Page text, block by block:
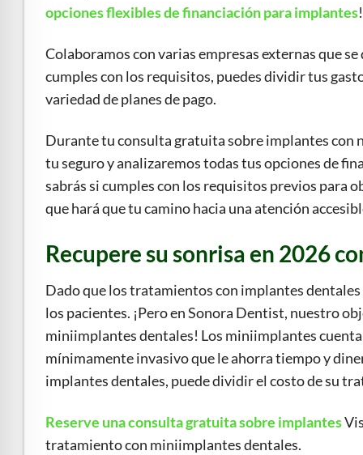
opciones flexibles de financiación para implantes!
Colaboramos con varias empresas externas que
cumples con los requisitos, puedes dividir tus
variedad de planes de pago.
Durante tu consulta gratuita sobre implantes con
tu seguro y analizaremos todas tus opciones de
sabrás si cumples con los requisitos previos para
que hará que tu camino hacia una atención
Recupere su sonrisa en 2026
Dado que los tratamientos con implantes dentales
los pacientes. ¡Pero en Sonora Dentist, nuestro
miniimplantes dentales! Los miniimplantes
mínimamente invasivo que le ahorra tiempo y
implantes dentales, puede dividir el costo de su
Reserve una consulta gratuita sobre implantes
tratamiento con miniimplantes dentales.